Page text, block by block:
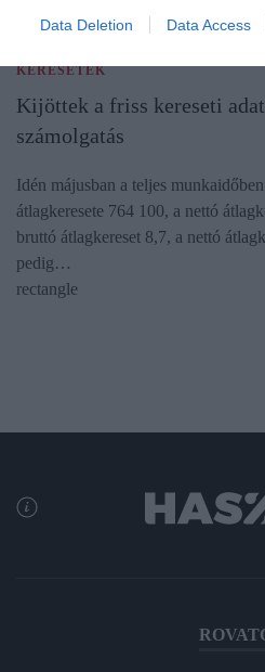
Data Deletion Data Access
KERESETEK
Kijöttek a friss kereseti
számolgatás
Idén májusban a teljes
átlagkeresete 764 100, a nettó
bruttó átlagkereset 8,7, a nettó
pedig…
rectangle